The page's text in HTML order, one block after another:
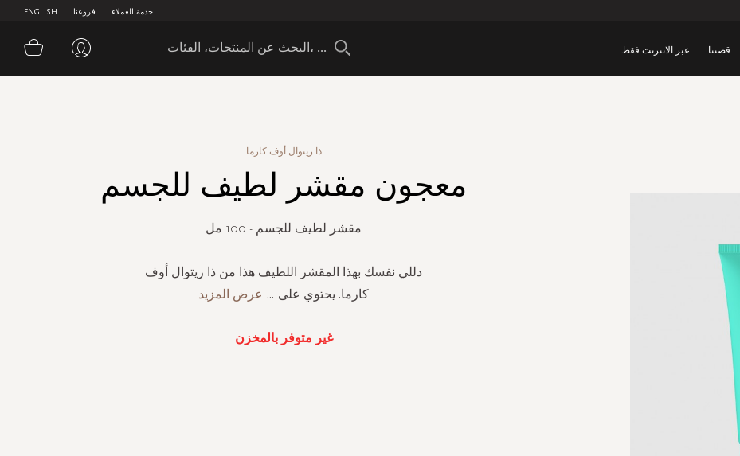
ENGLISH فروعنا خدمة العملاء
قصتنا عبر الانترنت فقط سلة
ذا ريتوال أوف كارما
معجون مقشر لطيف للجسم
مقشر لطيف للجسم - 100 مل
دللي نفسك بهذا المقشر اللطيف هذا من ذا ريتوال أوف
كارما. يحتوي على ... عرض المزيد
غير متوفر بالمخزن